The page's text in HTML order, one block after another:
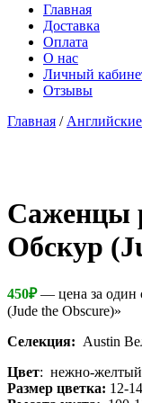
Главная
Доставка
Оплата
О нас
Личный
Отзывы
Главная /
Cаженцы
Обскур
450₽— цена за один
(Jude the Obscure)»
Селекция: Austin
Цвет: нежно-желтый
Размер цветка: 12-